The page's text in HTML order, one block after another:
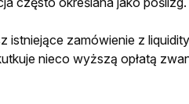
istniejące zamówienie z
nieco wyższą opłatą